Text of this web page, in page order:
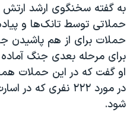
به گفته سخنگوی ارشد
حملاتی توسط تانک‌ها و
حملات برای از هم پاشیدن
برای مرحله بعدی جنگ
او گفت که در این حملات
در مورد ۲۲۲ نفری
شود.